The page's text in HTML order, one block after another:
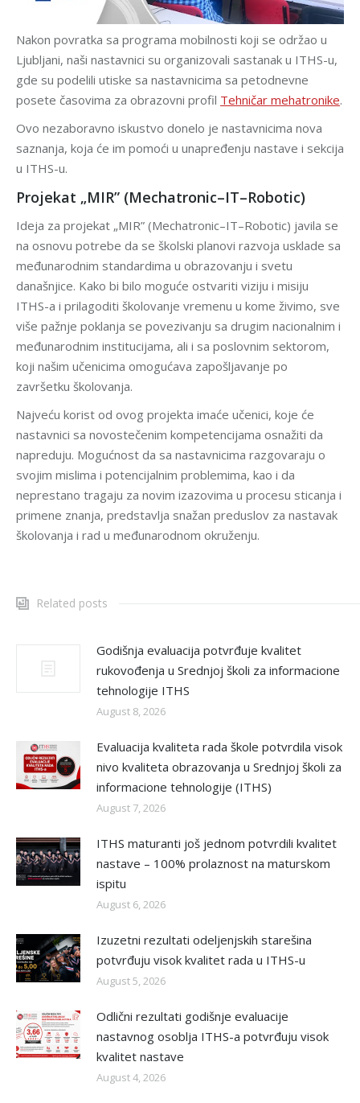
Nakon povratka sa programa mobilnosti koji se održao u
Ljubljani, naši nastavnici su organizovali sastanak u ITHS-u,
gde su podelili utiske sa nastavnicima sa petodnevne
posete časovima za obrazovni profil Tehničar mehatronike.
Ovo nezaboravno iskustvo donelo je nastavnicima nova
saznanja, koja će im pomoći u unapređenju nastave i sekcija
u ITHS-u.
Projekat „MIR” (Mechatronic–IT–Robotic)
Ideja za projekat „MIR” (Mechatronic–IT–Robotic) javila se
na osnovu potrebe da se školski planovi razvoja usklade sa
međunarodnim standardima u obrazovanju i svetu
današnjice. Kako bi bilo moguće ostvariti viziju i misiju
ITHS-a i prilagoditi školovanje vremenu u kome živimo, sve
više pažnje poklanja se povezivanju sa drugim nacionalnim i
međunarodnim institucijama, ali i sa poslovnim sektorom,
koji našim učenicima omogućava zapošljavanje po
završetku školovanja.
Najveću korist od ovog projekta imaće učenici, koje će
nastavnici sa novostečenim kompetencijama osnažiti da
napreduju. Mogućnost da sa nastavnicima razgovaraju o
svojim mislima i potencijalnim problemima, kao i da
neprestano tragaju za novim izazovima u procesu sticanja i
primene znanja, predstavlja snažan preduslov za nastavak
školovanja i rad u međunarodnom okruženju.
Related posts
Godišnja evaluacija potvrđuje kvalitet
rukovođenja u Srednjoj školi za informacione
tehnologije ITHS
August 8, 2026
Evaluacija kvaliteta rada škole potvrdila visok
nivo kvaliteta obrazovanja u Srednjoj školi za
informacione tehnologije (ITHS)
August 7, 2026
ITHS maturanti još jednom potvrdili kvalitet
nastave – 100% prolaznost na maturskom
ispitu
August 6, 2026
Izuzetni rezultati odeljenjskih starešina
potvrđuju visok kvalitet rada u ITHS-u
August 5, 2026
Odlični rezultati godišnje evaluacije
nastavnog osoblja ITHS-a potvrđuju visok
kvalitet nastave
August 4, 2026